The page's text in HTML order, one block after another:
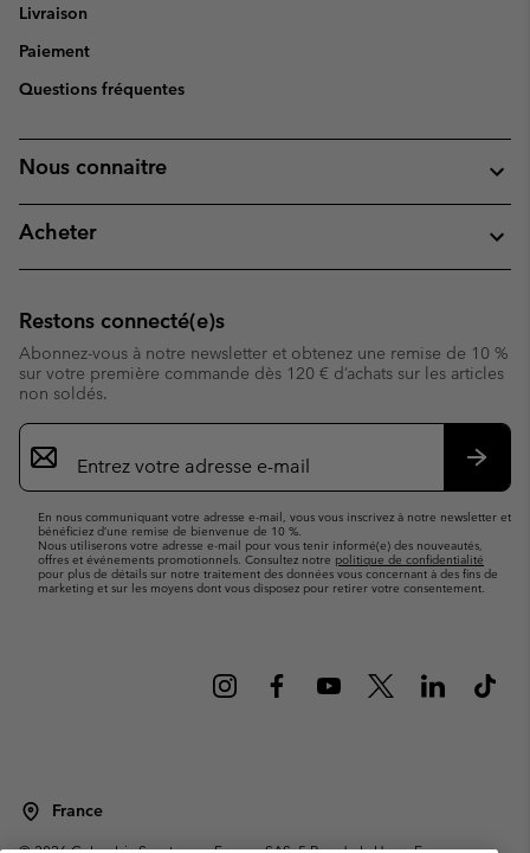
Livraison
Paiement
Questions fréquentes
Nous connaitre
Acheter
Restons connecté(e)s
Abonnez-vous à notre newsletter et obtenez une remise de 10 %
sur votre première commande dès 120 € d’achats sur les articles
non soldés.
Inscription
par
e-
En nous communiquant votre adresse e-mail, vous vous inscrivez à notre newsletter et
bénéficiez d’une remise de bienvenue de 10 %.
Nous utiliserons votre adresse e-mail pour vous tenir informé(e) des nouveautés,
offres et événements promotionnels. Consultez notre politique de confidentialité
pour plus de détails sur notre traitement des données vous concernant à des fins de
marketing et sur les moyens dont vous disposez pour retirer votre consentement.
France